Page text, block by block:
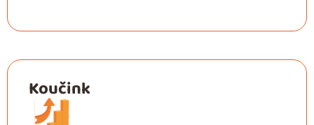
Koučink